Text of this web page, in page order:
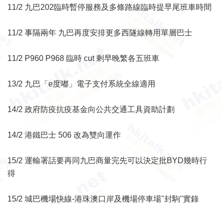
11/2 九巴202臨時暫停服務及多條路線臨時提早尾班車時間
11/2 事隔兩年 九巴再度安排更多西隧線轉用單層巴士
11/2 P960 P968 臨時 cut 剩早晚繁各五班車
13/2 九巴「e度嘟」電子支付系統全線適用
14/2 政府防疫抗疫基金向公共交通工具資助計劃
14/2 港鐵巴士 506 改為雙向運作
15/2 運輸署話要再同九巴商量完先可以決定批BYD幾時行
得
15/2 城巴機場快線-港珠澳口岸及機場停車場"封駒"實錄